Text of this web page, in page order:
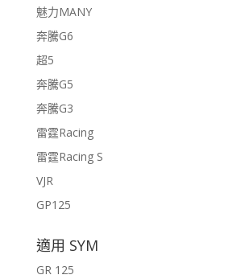
魅力MANY
奔騰G6
超5
奔騰G5
奔騰G3
雷霆Racing
雷霆Racing S
VJR
GP125
適用 SYM
GR 125